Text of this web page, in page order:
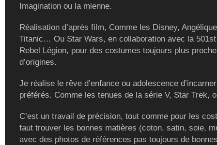
Imagination ou la mienne.
Réalisation d’après film, Comme les Disney,
Titanic… Ou Star Wars, en collaboration avec la
Rebel Légion, pour des costumes toujours plus
d’origines.
Je réalise le rêve d’enfance ou adolescence
préférés. Comme les tenues de la série V, Star Trek,
C’est un travail de précision, tout comme pour les
faut trouver les bonnes matières (coton, satin, soie,
avec des photos de références pas toujours de